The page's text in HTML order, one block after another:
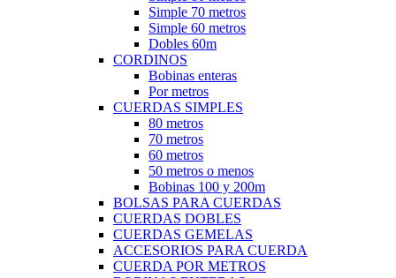
Simple 70 metros
Simple 60 metros
Dobles 60m
CORDINOS
Bobinas enteras
Por metros
CUERDAS SIMPLES
80 metros
70 metros
60 metros
50 metros o menos
Bobinas 100 y 200m
BOLSAS PARA CUERDAS
CUERDAS DOBLES
CUERDAS GEMELAS
ACCESORIOS PARA CUERDA
CUERDA POR METROS